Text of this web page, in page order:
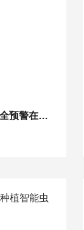
OSEN-YH危险水域安全预警在线应急喊话系统